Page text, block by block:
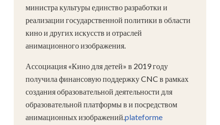
министра культуры единство разработки и
реализации государственной политики в области
кино и других искусств и отраслей
анимационного изображения.
Ассоциация «Кино для детей» в 2019 году
получила финансовую поддержку CNC в рамках
создания образовательной деятельности для
образовательной платформы в и посредством
анимационных изображений.plateforme